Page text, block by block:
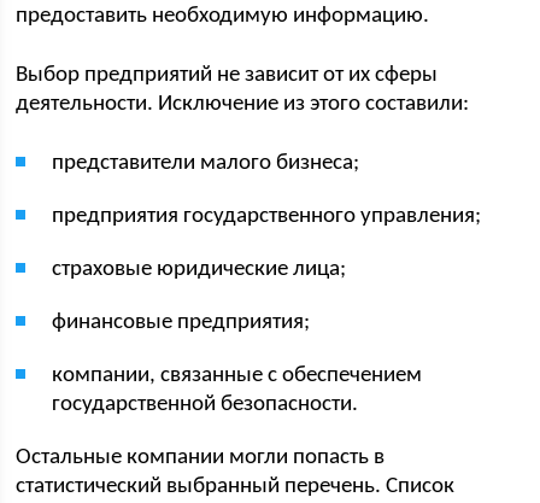
предоставить необходимую информацию.
Выбор предприятий не зависит от их сферы
деятельности. Исключение из этого составили:
представители малого бизнеса;
предприятия государственного управления;
страховые юридические лица;
финансовые предприятия;
компании, связанные с обеспечением
государственной безопасности.
Остальные компании могли попасть в
статистический выбранный перечень. Список